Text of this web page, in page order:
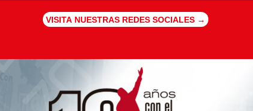
VISITA NUESTRAS REDES SOCIALES →